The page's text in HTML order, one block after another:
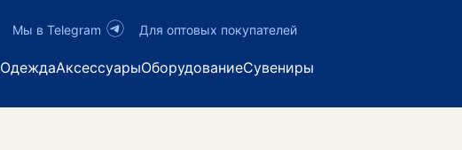
Мы в Telegram Для оптовых покупателей
ОдеждаАксессуарыОборудованиеСувениры